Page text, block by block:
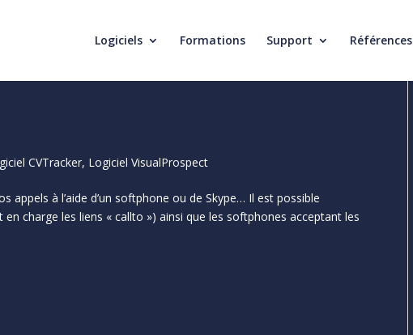
Logiciels Formations Support Références
CVTracker, Logiciel VisualProspect
appels à l’aide d’un softphone ou de Skype… Il est possible
en charge les liens « callto ») ainsi que les softphones acceptant les